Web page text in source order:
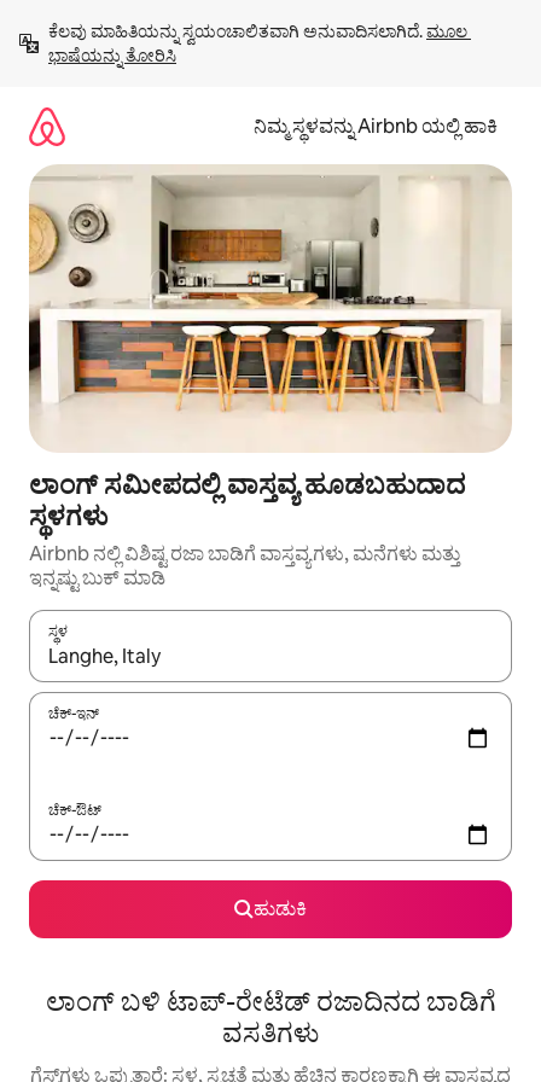
ಹೋಗಿ
ಕೆಲವು ಮಾಹಿತಿಯನ್ನು ಸ್ವಯಂಚಾಲಿತವಾಗಿ ಅನುವಾದಿಸಲಾಗಿದೆ. ಮೂಲ
ಭಾಷೆಯನ್ನು ತೋರಿಸಿ
ನಿಮ್ಮ ಸ್ಥಳವನ್ನು Airbnb ಯಲ್ಲಿ ಹಾಕಿ
ಲಾಂಗ್ ಸಮೀಪದಲ್ಲಿ ವಾಸ್ತವ್ಯ ಹೂಡಬಹುದಾದ
ಸ್ಥಳಗಳು
Airbnb ನಲ್ಲಿ ವಿಶಿಷ್ಟ ರಜಾ ಬಾಡಿಗೆ ವಾಸ್ತವ್ಯಗಳು, ಮನೆಗಳು ಮತ್ತು
ಇನ್ನಷ್ಟು ಬುಕ್ ಮಾಡಿ
ಸ್ಥಳ
ಫಲಿತಾಂಶಗಳು ಲಭ್ಯವಿರುವಾಗ, ಅಪ್ ಮತ್ತು ಡೌನ್ ಬಾಣದ ಕೀಲಿಗಳೊಂದಿಗೆ
ಚೆಕ್-ಇನ್
ಚೆಕ್-ಔಟ್
ಹುಡುಕಿ
ಲಾಂಗ್ ಬಳಿ ಟಾಪ್-ರೇಟೆಡ್ ರಜಾದಿನದ ಬಾಡಿಗೆ
ವಸತಿಗಳು
ಗೆಸ್ಟ್‌ಗಳು ಒಪ್ಪುತ್ತಾರೆ: ಸ್ಥಳ, ಸ್ವಚ್ಛತೆ ಮತ್ತು ಹೆಚ್ಚಿನ ಕಾರಣಕ್ಕಾಗಿ ಈ ವಾಸ್ತವ್ಯದ